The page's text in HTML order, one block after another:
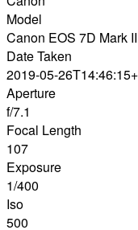
Model
Canon EOS 7D Mark II
Date Taken
2019-05-
Aperture
f/7.1
Focal Length
107
Exposure
1/400
Iso
500